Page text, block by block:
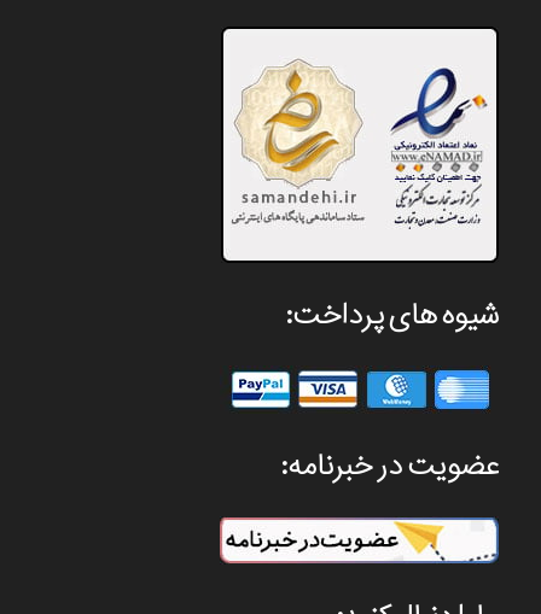
شیوه های پرداخت:
عضویت در خبرنامه: